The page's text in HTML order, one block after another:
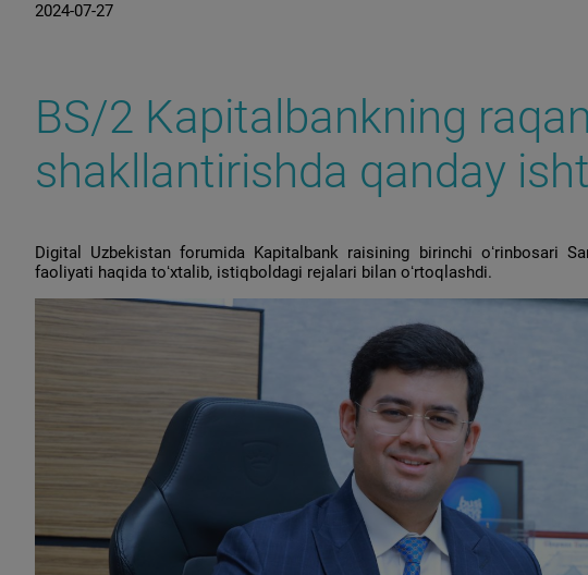
2024-07-27
BS/2 Kapitalbankning
shakllantirishda qanday
Digital Uzbekistan forumida Kapitalbank raisining birinchi oʻrinbosari
faoliyati haqida toʻxtalib, istiqboldagi rejalari bilan oʻrtoqlashdi.